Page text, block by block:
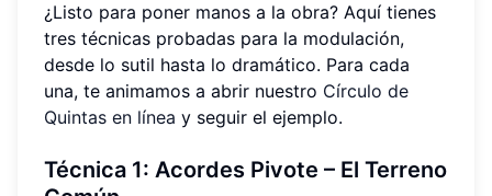
¿Listo para poner manos a la obra? Aquí tienes
tres técnicas probadas para la modulación,
desde lo sutil hasta lo dramático. Para cada
una, te animamos a abrir nuestro Círculo de
Quintas en línea y seguir el ejemplo.
Técnica 1: Acordes Pivote – El Terreno